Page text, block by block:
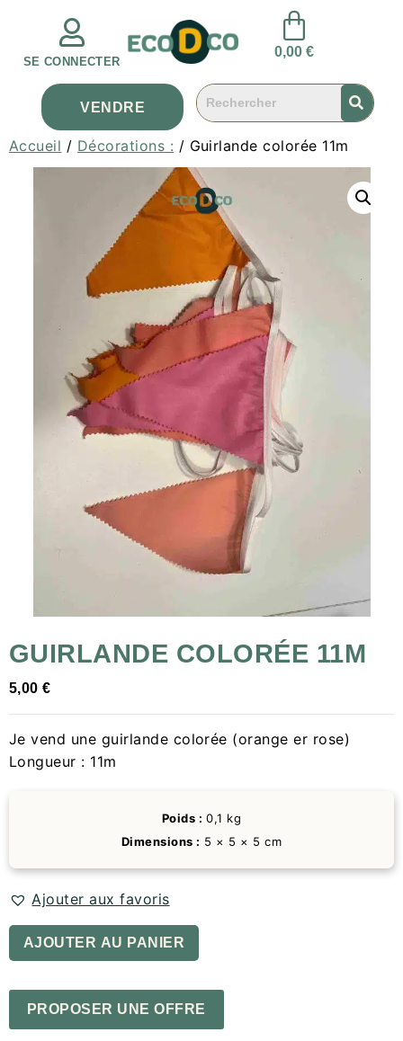
SE CONNECTER
0,00€
VENDRE
Accueil / Décorations : / Guirlande colorée 11m
GUIRLANDE COLORÉE 11M
5,00€
Je vend une guirlande colorée (orange er rose)
Longueur : 11m
Poids : 0,1 kg
Dimensions : 5 × 5 × 5 cm
Ajouter aux favoris
AJOUTER AU PANIER
PROPOSER UNE OFFRE